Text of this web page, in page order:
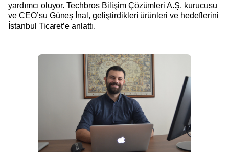
yardımcı oluyor. Techbros Bilişim Çözümleri A.Ş. kurucusu
ve CEO’su Güneş İnal, geliştirdikleri ürünleri ve hedeflerini
İstanbul Ticaret’e anlattı.